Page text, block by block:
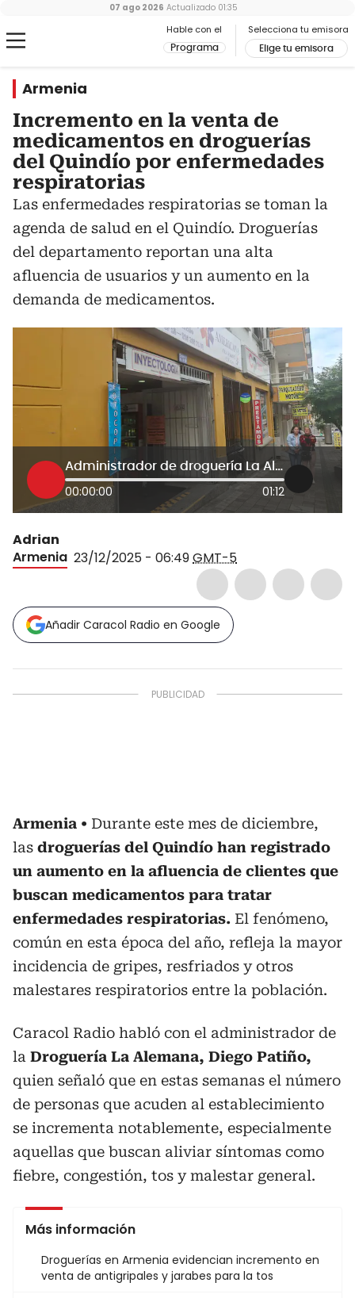
Hable con el
Programa
Selecciona tu emisora
Elige tu emisora
07 ago 2026 Actualizado 01:35
Armenia
Incremento en la venta de
medicamentos en droguerías
del Quindío por enfermedades
respiratorias
Las enfermedades respiratorias se toman la
agenda de salud en el Quindío. Droguerías
del departamento reportan una alta
afluencia de usuarios y un aumento en la
demanda de medicamentos.
Administrador de droguería La Alemana, Diego Patiño
00:00:00 01:12
Adrian
Armenia 23/12/2025 - 06:49GMT-5
Añadir Caracol Radio en Google
Armenia
Durante este mes de diciembre,
las droguerías del Quindío han registrado
un aumento en la afluencia de clientes que
buscan medicamentos para tratar
enfermedades respiratorias. El fenómeno,
común en esta época del año, refleja la mayor
incidencia de gripes, resfriados y otros
malestares respiratorios entre la población.
Caracol Radio habló con el administrador de
la Droguería La Alemana, Diego Patiño,
quien señaló que en estas semanas el número
de personas que acuden al establecimiento
se incrementa notablemente, especialmente
aquellas que buscan aliviar síntomas como
fiebre, congestión, tos y malestar general.
Más información
Droguerías en Armenia evidencian incremento en
venta de antigripales y jarabes para la tos